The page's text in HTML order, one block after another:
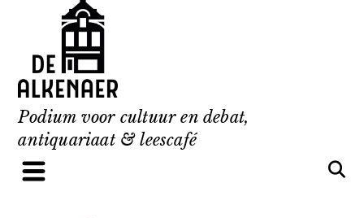
content
Podium voor cultuur en debat,
antiquariaat & leescafé